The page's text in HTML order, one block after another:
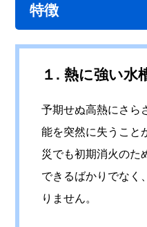
特徴
１. 熱に強い水
予期せぬ高熱にさら
能を突然に失うこと
災でも初期消火のた
できるばかりでなく
りません。